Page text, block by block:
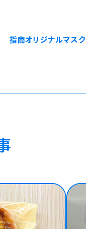
指商オリジナルマスク